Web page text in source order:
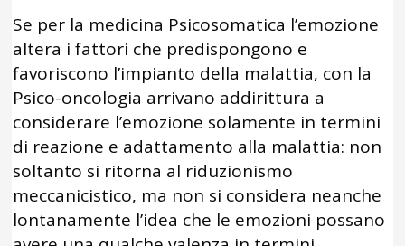
Se per la medicina Psicosomatica l’emozione
altera i fattori che predispongono e
favoriscono l’impianto della malattia, con la
Psico-oncologia arrivano addirittura a
considerare l’emozione solamente in termini
di reazione e adattamento alla malattia: non
soltanto si ritorna al riduzionismo
meccanicistico, ma non si considera neanche
lontanamente l’idea che le emozioni possano